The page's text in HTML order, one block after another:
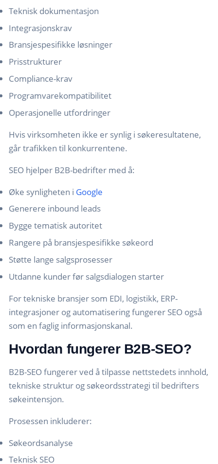
Teknisk dokumentasjon
Integrasjonskrav
Bransjespesifikke løsninger
Prisstrukturer
Compliance-krav
Programvarekompatibilitet
Operasjonelle utfordringer
Hvis virksomheten ikke er synlig i søkeresultatene,
går trafikken til konkurrentene.
SEO hjelper B2B-bedrifter med å:
Øke synligheten i Google
Generere inbound leads
Bygge tematisk autoritet
Rangere på bransjespesifikke søkeord
Støtte lange salgsprosesser
Utdanne kunder før salgsdialogen starter
For tekniske bransjer som EDI, logistikk, ERP-
integrasjoner og automatisering fungerer SEO også
som en faglig informasjonskanal.
Hvordan fungerer B2B-SEO?
B2B-SEO fungerer ved å tilpasse nettstedets innhold,
tekniske struktur og søkeordsstrategi til bedrifters
søkeintensjon.
Prosessen inkluderer:
Søkeordsanalyse
Teknisk SEO